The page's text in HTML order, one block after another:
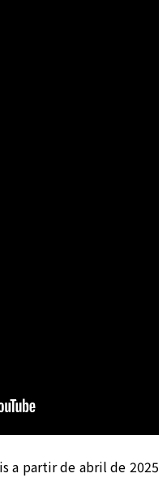
a partir de abril de 2025